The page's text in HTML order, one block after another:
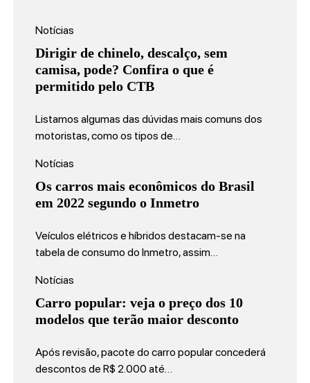
Notícias
Dirigir de chinelo, descalço, sem
camisa, pode? Confira o que é
permitido pelo CTB
Listamos algumas das dúvidas mais comuns dos
motoristas, como os tipos de…
Notícias
Os carros mais econômicos do Brasil
em 2022 segundo o Inmetro
Veículos elétricos e híbridos destacam-se na
tabela de consumo do Inmetro, assim…
Notícias
Carro popular: veja o preço dos 10
modelos que terão maior desconto
Após revisão, pacote do carro popular concederá
descontos de R$ 2.000 até…